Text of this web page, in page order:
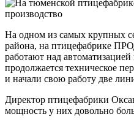
На одном из самых крупных
района, на птицефабрике
работают над
продолжается техническое
и начали свою работу две
Директор птицефабрики
мощность у них довольно